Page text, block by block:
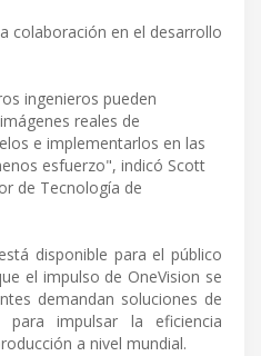
colaboración en el desarrollo
ingenieros pueden
reales de
e implementarlos en las
esfuerzo", indicó Scott
de Tecnología de
disponible para el público
el impulso de OneVision se
demandan soluciones de
para impulsar la eficiencia
a nivel mundial.